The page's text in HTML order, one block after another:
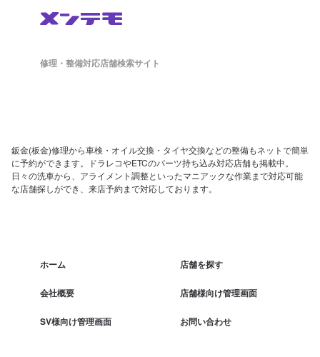
修理・整備対応店舗検索サイト
鈑金(板金)修理から車検・オイル交換・タイヤ交換などの整備もネットで簡単
に予約ができます。ドラレコやETCのパーツ持ち込み対応店舗も掲載中。
日々の洗車から、アライメント調整といったマニアックな作業まで対応可能
な店舗探しができ、来店予約まで対応しております。
ホーム 店舗を探す
会社概要 店舗様向け管理画面
SV様向け管理画面 お問い合わせ